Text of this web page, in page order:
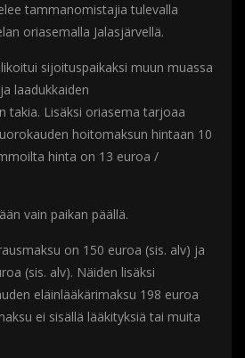
tammanomistajia tulevalla
oriasemalla Jalasjärvellä.
sijoituspaikaksi muun muassa
laadukkaiden
takia. Lisäksi oriasema tarjoaa
hoitomaksun hintaan 10
hinta on 13 euroa /
vain paikan päällä.
on 150 euroa (sis. alv) ja
(sis. alv). Näiden lisäksi
eläinlääkärimaksu 198 euroa
ei sisällä lääkityksiä tai muita